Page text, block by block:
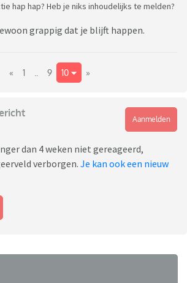
hap hap? Heb je niks inhoudelijks te melden?
grappig dat je blijft happen.
« 1 9 10 »
Aanmelden
dan 4 weken niet gereageerd,
verborgen. Je kan ook een nieuw